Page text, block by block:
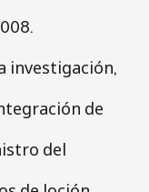
investigación,
de
del